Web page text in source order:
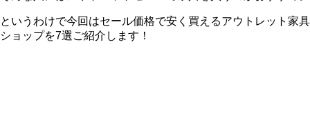
というわけで今回はセール価格で安く買えるアウトレット家具
ショップを7選ご紹介します！